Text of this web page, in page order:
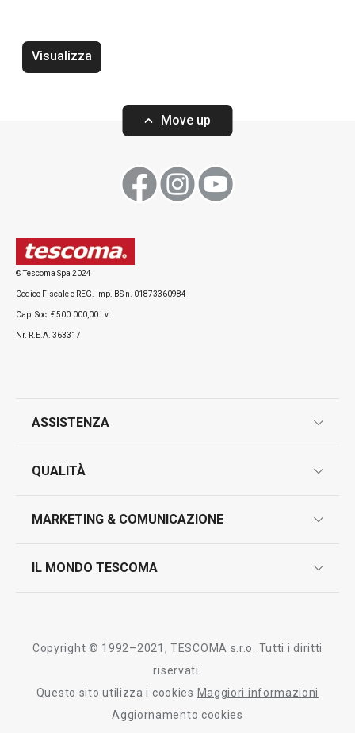
Tutti i prodotti della linea TEO
Visualizza
Move up
© Tescoma Spa 2024
Codice Fiscale e REG. Imp. BS n. 01873360984
Cap. Soc. € 500.000,00 i.v.
Nr. R.E.A. 363317
ASSISTENZA
contatti
QUALITÀ
test sui prodotti
MARKETING & COMUNICAZIONE
IL MONDO TESCOMA
Tescoma nel mondo
Copyright © 1992–2021, TESCOMA s.r.o. Tutti i diritti
riservati.
Questo sito utilizza i cookies Maggiori informazioni
Aggiornamento cookies